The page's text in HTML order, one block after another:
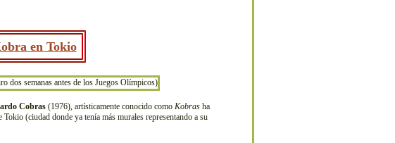
en Tokio
Cobras (1976), artísticamente conocido como Kobras ha
(ciudad donde ya tenía más murales representando a su